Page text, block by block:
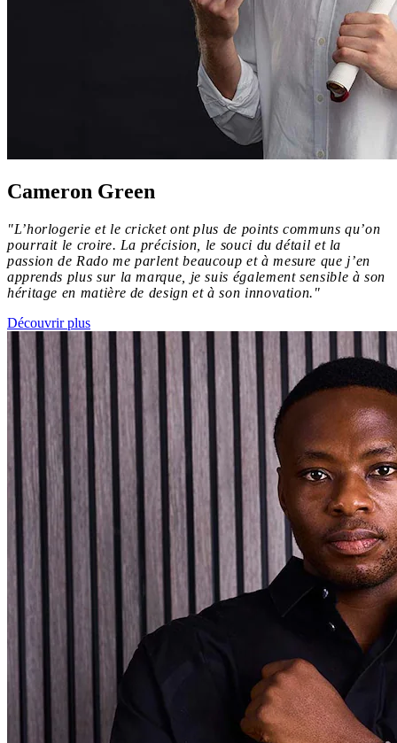
Cameron Green
"L’horlogerie et le cricket ont plus de points communs qu’on
pourrait le croire. La précision, le souci du détail et la
passion de Rado me parlent beaucoup et à mesure que j’en
apprends plus sur la marque, je suis également sensible à son
héritage en matière de design et à son innovation."
Découvrir plus